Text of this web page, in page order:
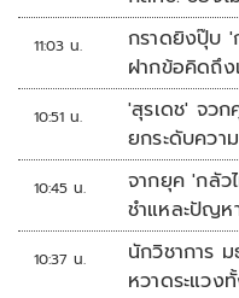
11:03 น.
กราดยิงปุ๊บ '
ฝากข้อคิดถึง
10:51 น.
'สุรเดช' จว
ยกระดับควา
10:45 น.
จากยุค 'กลัว
ชำแหละปัญห
10:37 น.
นักวิชาการ
หวาดระแวง